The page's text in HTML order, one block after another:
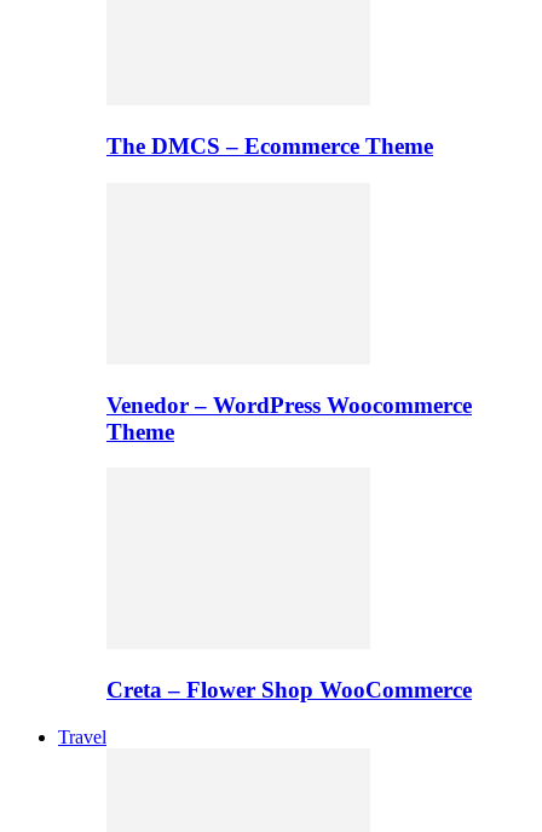
The DMCS – Ecommerce Theme
Venedor – WordPress Woocommerce
Theme
Creta – Flower Shop WooCommerce
Travel